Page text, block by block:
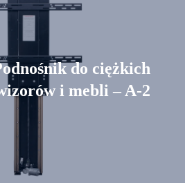
do ciężkich
i mebli – A-2